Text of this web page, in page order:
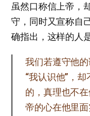
虽然口称信上帝，
守，同时又宣称自
确指出，这样的人
我们若遵守他
“我认识他”，
的，真理也不
帝的心在他里